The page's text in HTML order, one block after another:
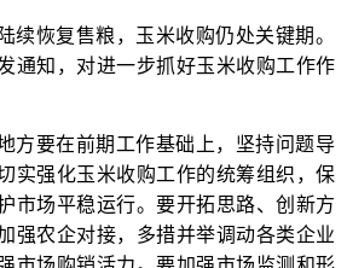
续恢复售粮，玉米收购仍处关键期。
通知，对进一步抓好玉米收购工作作
方要在前期工作基础上，坚持问题导
实强化玉米收购工作的统筹组织，保
市场平稳运行。要开拓思路、创新方
强农企对接，多措并举调动各类企业